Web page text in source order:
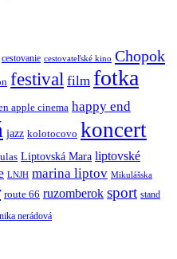
cestovanie cestovateľské kino Chopok
festival film fotka
apple cinema happy end
jazz kolotocovo koncert
Liptovská Mara liptovské
LNJH marina liptov Mikulášska
route 66 ruzomberok sport stand
nerádová